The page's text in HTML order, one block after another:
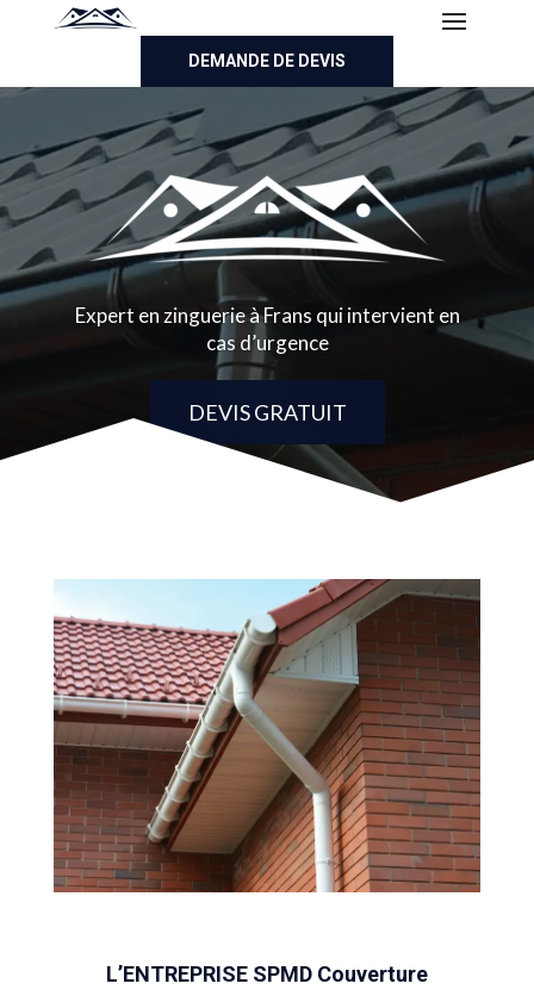
DEMANDE DE DEVIS
Expert en zinguerie à Frans qui intervient en
cas d’urgence
DEVIS GRATUIT
L’ENTREPRISE SPMD Couverture